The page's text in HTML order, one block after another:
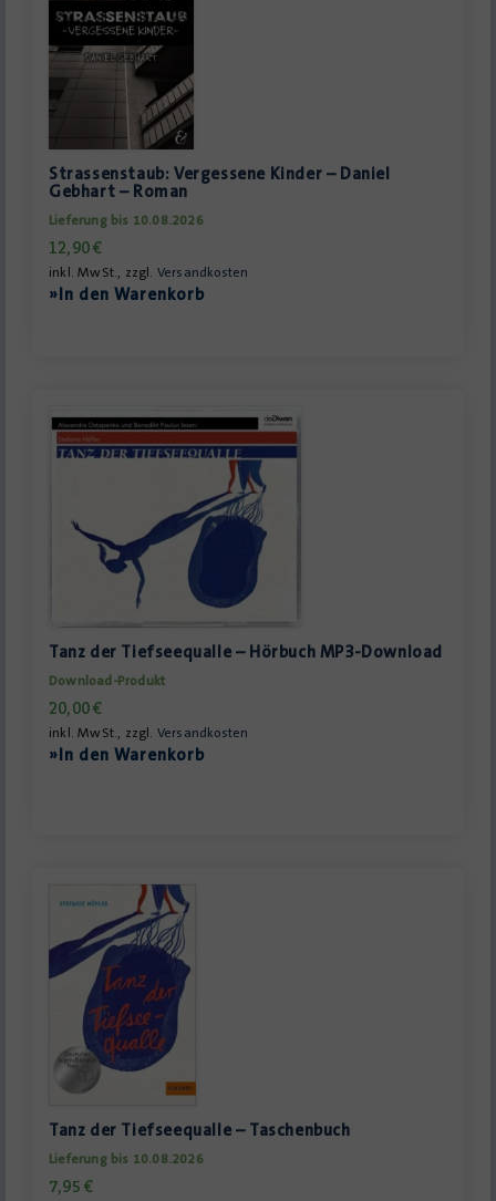
Strassenstaub: Vergessene Kinder – Daniel
Gebhart – Roman
Lieferung bis 10.08.2026
12,90€
inkl. MwSt., zzgl. Versandkosten
»In den Warenkorb
Tanz der Tiefseequalle – Hörbuch MP3-Download
Download-Produkt
20,00€
inkl. MwSt., zzgl. Versandkosten
»In den Warenkorb
Tanz der Tiefseequalle – Taschenbuch
Lieferung bis 10.08.2026
7,95 €